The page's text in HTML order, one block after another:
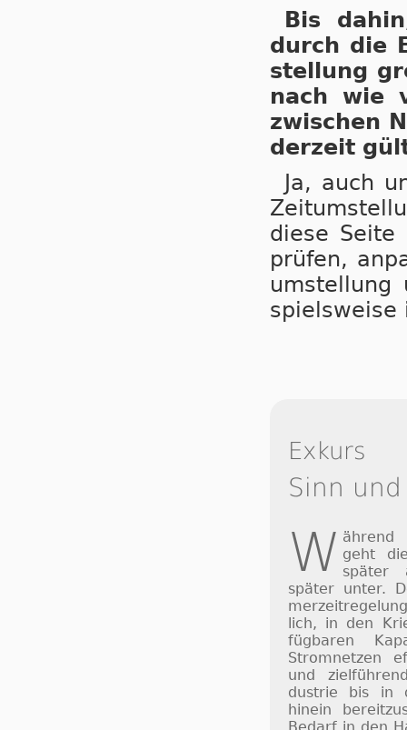
Bis
durch die
stel­lung
nach wie
zwi­schen
der­zeit
Ja, auch
die­se Sei­te
prü­fen,
um­stel­lung
spiels­wei­se
Exkurs
Sinn
W ährend
geht
später
später unter.
lich, in den
füg­ba­ren
Strom­net­zen
und
dus­trie bis in
hinein